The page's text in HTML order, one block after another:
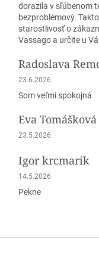
dorazila v sľúbenom
bezproblémový.
starostlivosť o
Vassago a určite u
Radoslava
Hodnotenie obchodu
23.6.2026
Som veľmi spokojná
Eva Tomášková
Hodnotenie obchodu
23.5.2026
Igor krcmarik
Hodnotenie obchodu
14.5.2026
Pekne
Z